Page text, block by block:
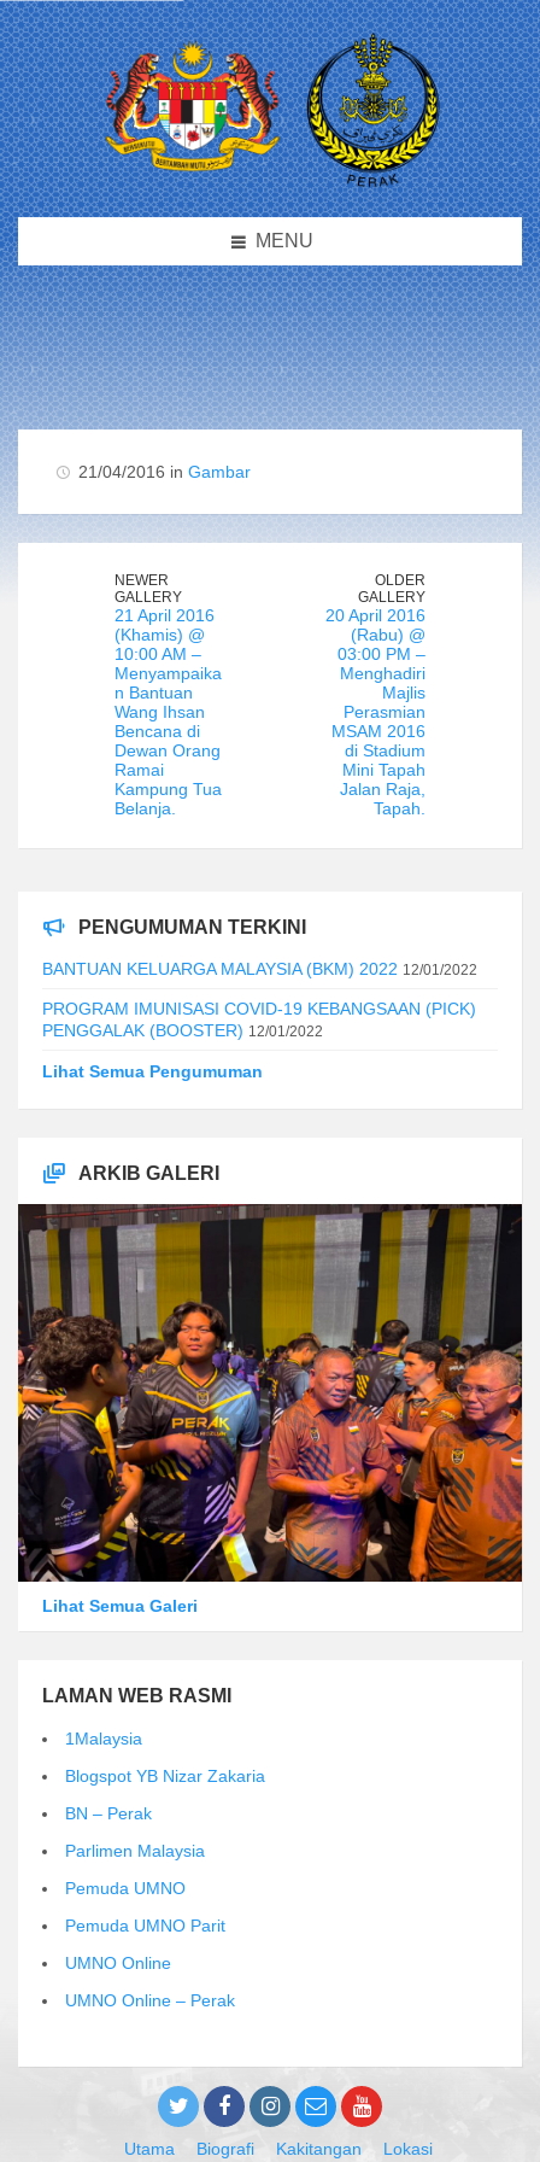
MENU
21/04/2016 in Gambar
NEWER
GALLERY
21 April 2016
(Khamis) @
10:00 AM –
Menyampaika
n Bantuan
Wang Ihsan
Bencana di
Dewan Orang
Ramai
Kampung Tua
Belanja.
OLDER
GALLERY
20 April 2016
(Rabu) @
03:00 PM –
Menghadiri
Majlis
Perasmian
MSAM 2016
di Stadium
Mini Tapah
Jalan Raja,
Tapah.
PENGUMUMAN TERKINI
BANTUAN KELUARGA MALAYSIA (BKM) 2022 12/01/2022
PROGRAM IMUNISASI COVID-19 KEBANGSAAN (PICK)
PENGGALAK (BOOSTER) 12/01/2022
Lihat Semua Pengumuman
ARKIB GALERI
Lihat Semua Galeri
LAMAN WEB RASMI
1Malaysia
Blogspot YB Nizar Zakaria
BN – Perak
Parlimen Malaysia
Pemuda UMNO
Pemuda UMNO Parit
UMNO Online
UMNO Online – Perak
Utama Biografi Kakitangan Lokasi